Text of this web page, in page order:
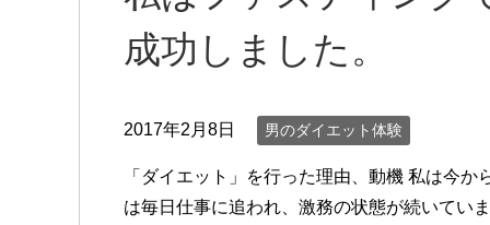
成功しました。
2017年2月8日 男のダイエット体験
「ダイエット」を行った理由、動機 私は今
は毎日仕事に追われ、激務の状態が続いてい